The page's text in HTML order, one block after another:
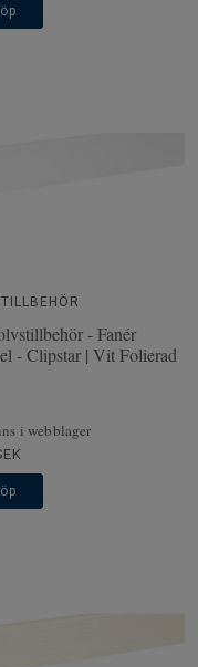
- Fanér
- Clipstar | Vit Folierad
i webblager